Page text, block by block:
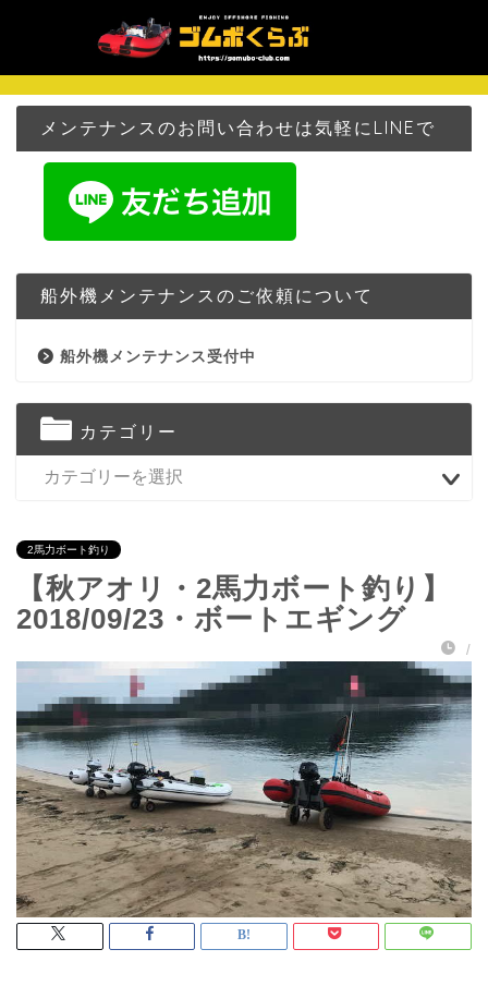
メンテナンスのお問い合わせは気軽にLINEで
船外機メンテナンスのご依頼について
船外機メンテナンス受付中
カテゴリー
2馬力ボート釣り
【秋アオリ・2馬力ボート釣り】
2018/09/23・ボートエギング
/